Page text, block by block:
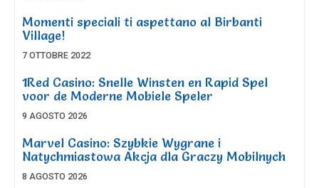
Momenti speciali ti aspettano al Birbanti
Village!
7 OTTOBRE 2022
1Red Casino: Snelle Winsten en Rapid Spel
voor de Moderne Mobiele Speler
9 AGOSTO 2026
Marvel Casino: Szybkie Wygrane i
Natychmiastowa Akcja dla Graczy Mobilnych
8 AGOSTO 2026